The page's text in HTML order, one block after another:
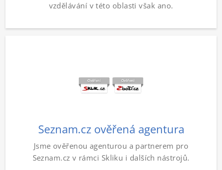
vzdělávání v této oblasti však ano.
Seznam.cz ověřená agentura
Jsme ověřenou agenturou a partnerem pro
Seznam.cz v rámci Skliku i dalších nástrojů.